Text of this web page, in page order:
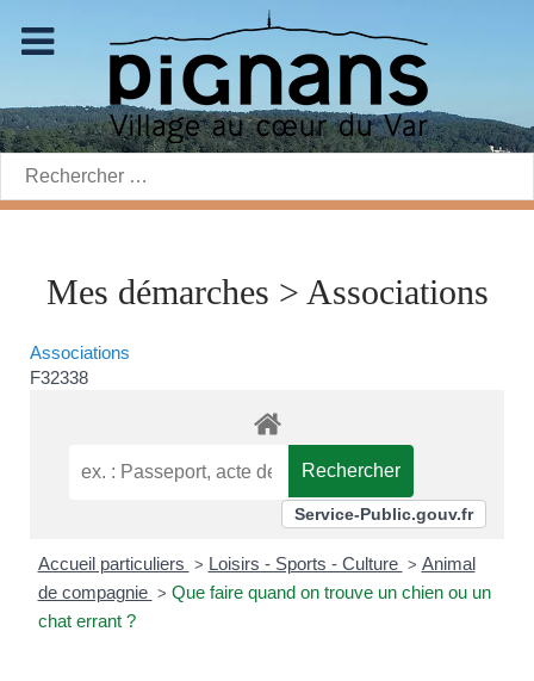
Rechercher:
Mes démarches > Associations
Associations
F32338
Service-Public.gouv.fr
Accueil particuliers > Loisirs - Sports - Culture > Animal
de compagnie > Que faire quand on trouve un chien ou un
chat errant ?